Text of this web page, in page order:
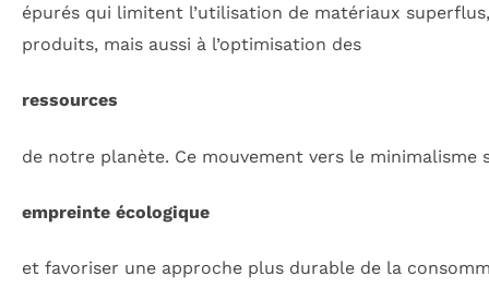
épurés qui limitent l’utilisation de matériaux
produits, mais aussi à l’optimisation des
ressources
de notre planète. Ce mouvement vers le
empreinte écologique
et favoriser une approche plus durable de la